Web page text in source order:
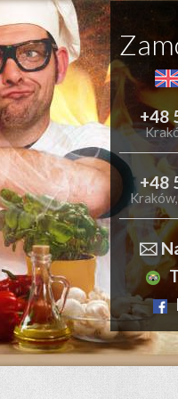
+48
+48
🖂